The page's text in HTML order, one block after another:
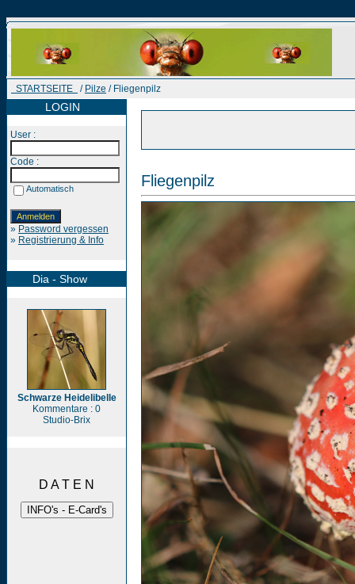
STARTSEITE / Pilze / Fliegenpilz
LOGIN
User :
Code :
Automatisch
» Password vergessen
» Registrierung & Info
Dia - Show
Schwarze Heidelibelle
Kommentare : 0
Studio-Brix
D A T E N
Fliegenpilz